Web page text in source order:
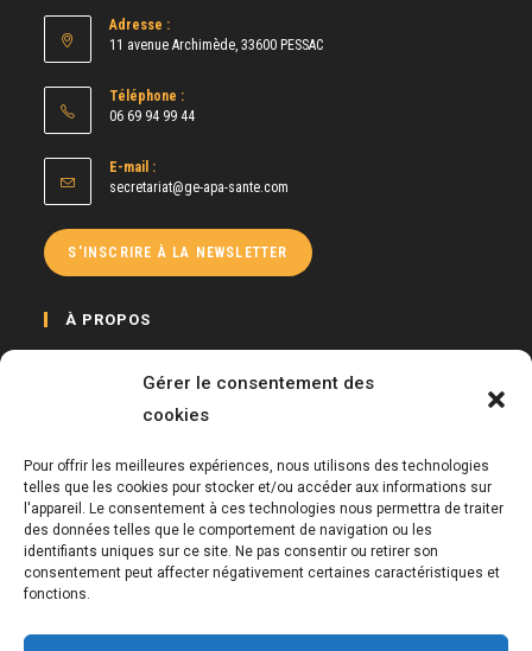
Gérer le consentement des
cookies
Pour offrir les meilleures expériences, nous utilisons des technologies
telles que les cookies pour stocker et/ou accéder aux informations sur
l'appareil. Le consentement à ces technologies nous permettra de traiter
des données telles que le comportement de navigation ou les
identifiants uniques sur ce site. Ne pas consentir ou retirer son
consentement peut affecter négativement certaines caractéristiques et
fonctions.
Adresse :
11 avenue Archimède, 33600 PESSAC
Téléphone :
06 69 94 99 44
E-mail :
secretariat@ge-apa-sante.com
votre
application
S'INSCRIRE À LA NEWSLETTER
À PROPOS
d’activité physique auprès de toute personne à besoins spécifiques, mais
également de proposer des formations continues auprès des Enseignants
Il peut intervenir auprès de toute organisation du secteur public ou privé
(structures, associations, réseaux de santé, entreprises …) et auprès de
particuliers.
LIENS UTILES